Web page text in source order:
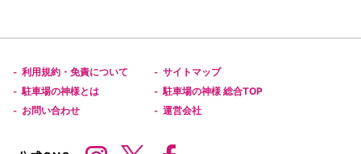
- 利用規約・免責について - サイトマップ
- 駐車場の神様とは - 駐車場の神様 総合TOP
- お問い合わせ - 運営会社